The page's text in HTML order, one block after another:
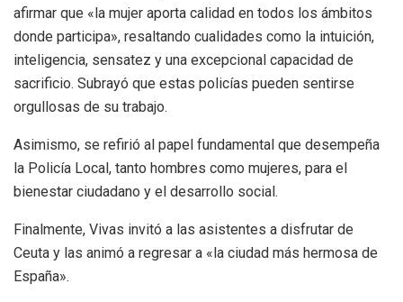
afirmar que «la mujer aporta calidad en todos los ámbitos
donde participa», resaltando cualidades como la intuición,
inteligencia, sensatez y una excepcional capacidad de
sacrificio. Subrayó que estas policías pueden sentirse
orgullosas de su trabajo.
Asimismo, se refirió al papel fundamental que desempeña
la Policía Local, tanto hombres como mujeres, para el
bienestar ciudadano y el desarrollo social.
Finalmente, Vivas invitó a las asistentes a disfrutar de
Ceuta y las animó a regresar a «la ciudad más hermosa de
España».